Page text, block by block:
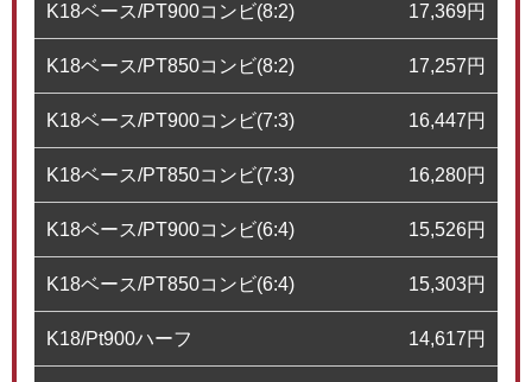
K18ベース/PT900コンビ(8:2) 17,369円
K18ベース/PT850コンビ(8:2) 17,257円
K18ベース/PT900コンビ(7:3) 16,447円
K18ベース/PT850コンビ(7:3) 16,280円
K18ベース/PT900コンビ(6:4) 15,526円
K18ベース/PT850コンビ(6:4) 15,303円
K18/Pt900ハーフ 14,617円